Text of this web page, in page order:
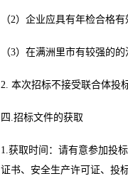
（2）企业应具有年检合格
（3）在满洲里市有较强的
2. 本次招标不接受联合体投
四.招标文件的获取
1.获取时间：请有意参加投
证书、安全生产许可证、投